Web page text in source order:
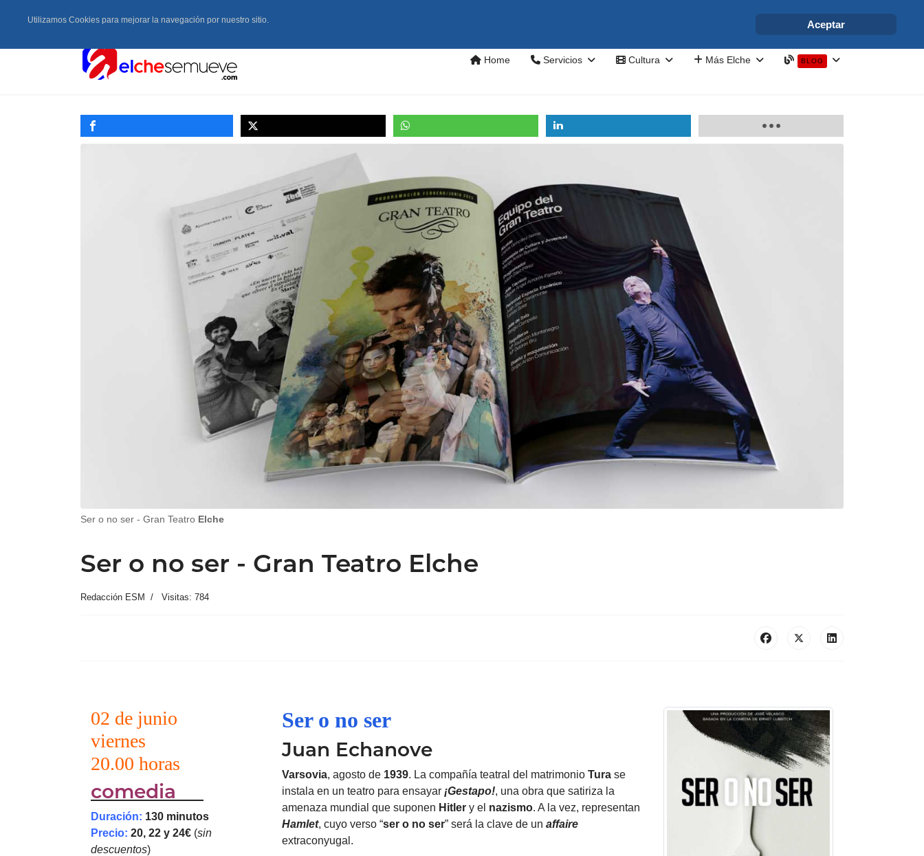
info@elchesemueve.com
Home Servicios Cultura Más Elche BLOG
Ser o no ser - Gran Teatro Elche
Ser o no ser - Gran Teatro Elche
Redacción ESM Visitas: 784
02 de junio
viernes
20.00 horas
comedia
Duración: 130 minutos
Precio: 20, 22 y 24€ (sin
descuentos)
Ser o no ser
Juan Echanove
Varsovia, agosto de 1939. La compañía teatral del matrimonio Turase
instala en un teatro para ensayar ¡Gestapo!, una obra que satiriza la
amenaza mundial que suponen Hitlery el nazismo. A la vez, representan
Hamlet, cuyo verso “ser o no ser” será la clave de un affaire
extraconyugal.
Utilizamos Cookies para mejorar la navegación por nuestro sitio. Aceptar